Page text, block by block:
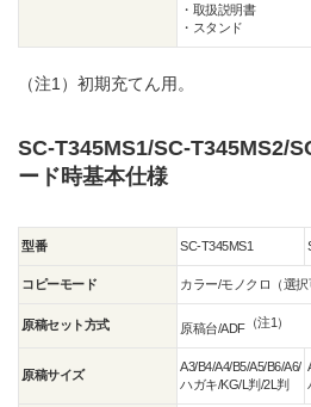
・取扱説明書
・スタンド
（注1） 初期充てん用。
SC-T345MS1/SC-T345MS2/
ード時基本仕様
型番 SC-T345MS1
コピーモード カラー/モノクロ（選択
原稿セット方式 原稿台/ADF（注1）
原稿サイズ
A3/B4/A4/B5/A5/B6/A6/
ハガキ/KG/L判/2L判